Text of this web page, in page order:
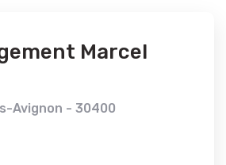
Marcel
Avignon - 30400